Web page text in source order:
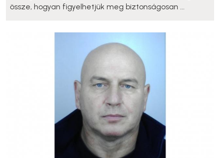
össze, hogyan figyelhetjük meg biztonságosan ...